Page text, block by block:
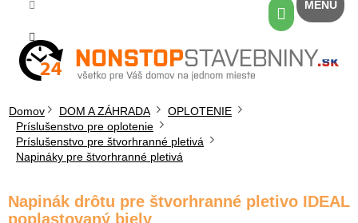
obsah
Nákupný
košík
Domov DOM A ZÁHRADA
OPLOTENIE
Príslušenstvo pre oplotenie
Príslušenstvo pre štvorhranné pletivá
Napináky pre štvorhranné pletivá
Napinák drôtu pre štvorhranné pletivo IDEAL
poplastovaný biely